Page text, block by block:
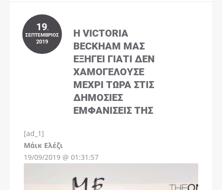
19.
ΣΕΠΤΈΜΒΡΙΟΣ
2019
Η VICTORIA
BECKHAM ΜΑΣ
ΕΞΗΓΕΊ ΓΙΑΤΊ ΔΕΝ
ΧΑΜΟΓΕΛΟΎΣΕ
ΜΈΧΡΙ ΤΏΡΑ ΣΤΙΣ
ΔΗΜΌΣΙΕΣ
ΕΜΦΑΝΊΣΕΙΣ ΤΗΣ
[ad_1]
Μάικ Ελέζι
19/09/2019 @ 01:31:57